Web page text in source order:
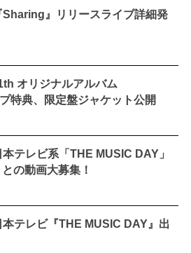
Sharing』リリースライブ詳細発
オリジナルアルバム
特典、限定盤ジャケット公開
テレビ系「THE MUSIC DAY」
の動画大募集！
テレビ『THE MUSIC DAY』出